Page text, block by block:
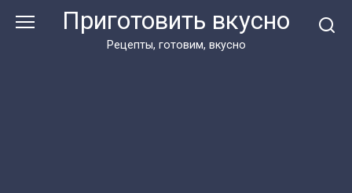
Приготовить вкусно
Рецепты, готовим, вкусно